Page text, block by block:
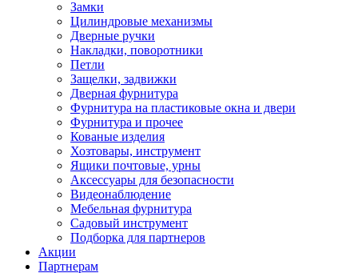
Замки
Цилиндровые механизмы
Дверные ручки
Накладки, поворотники
Петли
Защелки, задвижки
Дверная фурнитура
Фурнитура на пластиковые окна и двери
Фурнитура и прочее
Кованые изделия
Хозтовары, инструмент
Ящики почтовые, урны
Аксессуары для безопасности
Видеонаблюдение
Мебельная фурнитура
Садовый инструмент
Подборка для партнеров
Акции
Партнерам